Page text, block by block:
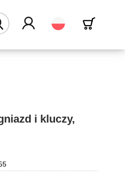
Polski
i kluczy,